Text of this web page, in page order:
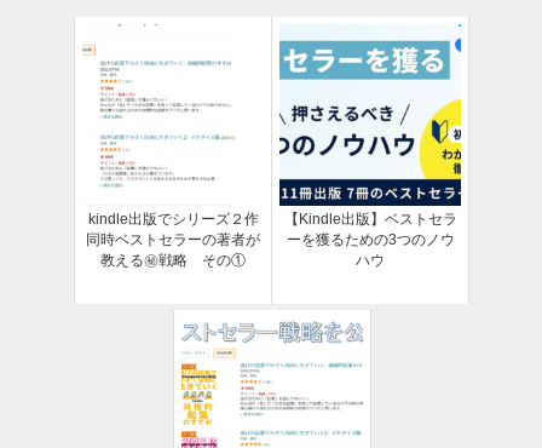
kindle出版でシリーズ２作
同時ベストセラーの著者が
教える㊙戦略 その①
【Kindle出版】ベストセラ
ーを獲るための3つのノウ
ハウ